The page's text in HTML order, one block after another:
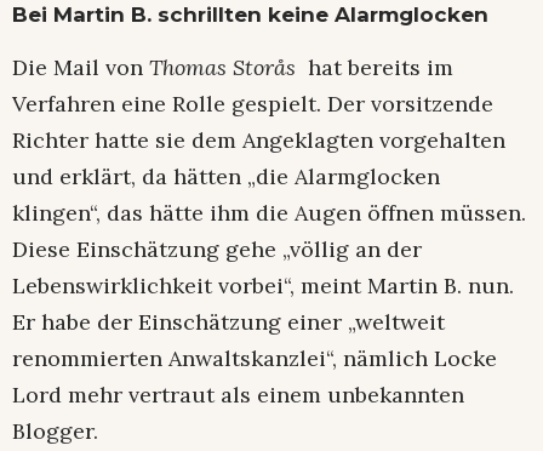
Bei Martin B. schrillten keine Alarmglocken
Die Mail von Thomas Storås hat bereits im
Verfahren eine Rolle gespielt. Der vorsitzende
Richter hatte sie dem Angeklagten vorgehalten
und erklärt, da hätten „die Alarmglocken
klingen“, das hätte ihm die Augen öffnen müssen.
Diese Einschätzung gehe „völlig an der
Lebenswirklichkeit vorbei“, meint Martin B. nun.
Er habe der Einschätzung einer „weltweit
renommierten Anwaltskanzlei“, nämlich Locke
Lord mehr vertraut als einem unbekannten
Blogger.